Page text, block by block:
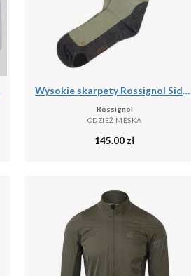
Wysokie skarpety Rossignol Sidelhorn
Rossignol
ODZIEŻ MĘSKA
145.00 zł